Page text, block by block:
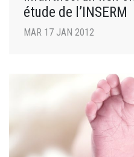
étude de l’INSERM
MAR 17 JAN 2012